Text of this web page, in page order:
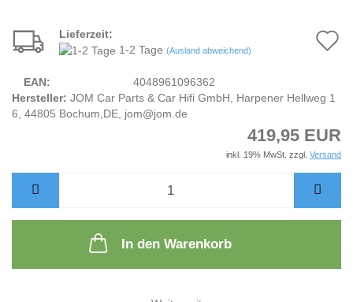
Lieferzeit:
1-2 Tage (Ausland abweichend)
EAN:
4048961096362
Hersteller: JOM Car Parts & Car Hifi GmbH, Harpener Hellweg 1
6, 44805 Bochum,DE, jom@jom.de
419,95 EUR
inkl. 19% MwSt. zzgl. Versand
In den Warenkorb